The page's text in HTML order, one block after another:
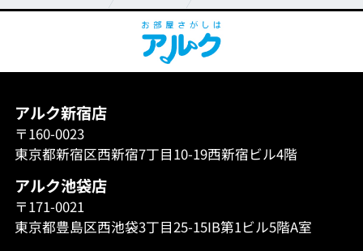
アルク新宿店
〒160-0023
東京都新宿区西新宿7丁目10-19西新宿ビル4階
アルク池袋店
〒171-0021
東京都豊島区西池袋3丁目25-15IB第1ビル5階A室